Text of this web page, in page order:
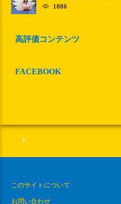
1886
高評価コンテンツ
FACEBOOK
このサイトについて
お問い合わせ